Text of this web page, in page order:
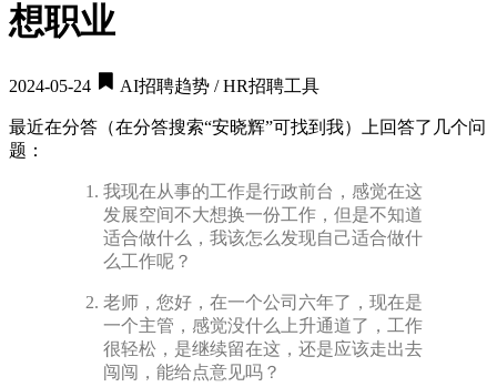
想职业
2024-05-24 AI招聘趋势 / HR招聘工具
最近在分答（在分答搜索“安晓辉”可找到我）上回答了几个问
题：
我现在从事的工作是行政前台，感觉在这
发展空间不大想换一份工作，但是不知道
适合做什么，我该怎么发现自己适合做什
么工作呢？
老师，您好，在一个公司六年了，现在是
一个主管，感觉没什么上升通道了，工作
很轻松，是继续留在这，还是应该走出去
闯闯，能给点意见吗？